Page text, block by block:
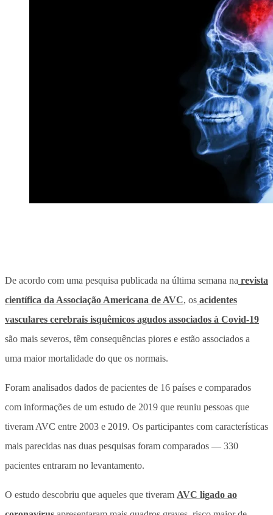
De acordo com uma pesquisa publicada na última semana na revista
científica da Associação Americana de AVC, os acidentes
vasculares cerebrais isquêmicos agudos associados à Covid-19
são mais severos, têm consequências piores e estão associados a
uma maior mortalidade do que os normais.
Foram analisados dados de pacientes de 16 países e comparados
com informações de um estudo de 2019 que reuniu pessoas que
tiveram AVC entre 2003 e 2019. Os participantes com características
mais parecidas nas duas pesquisas foram comparados — 330
pacientes entraram no levantamento.
O estudo descobriu que aqueles que tiveram AVC ligado ao